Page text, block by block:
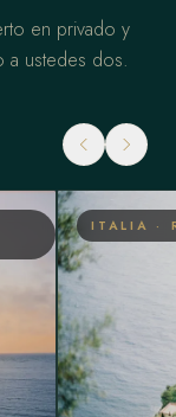
en privado y
ustedes dos.
ITALIA ·